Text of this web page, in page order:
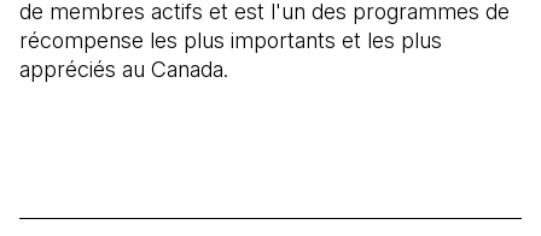
de membres actifs et est l'un des programmes de
récompense les plus importants et les plus
appréciés au Canada.